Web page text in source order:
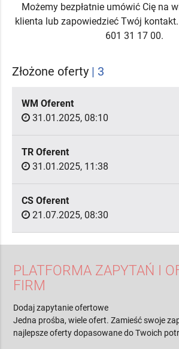
Możemy bezpłatnie umówić Cię na
klienta lub zapowiedzieć Twój
601 31 17 00.
Złożone oferty | 3
WM Oferent
31.01.2025, 08:10
TR Oferent
31.01.2025, 11:38
CS Oferent
21.07.2025, 08:30
PLATFORMA ZAPYTAŃ I
FIRM
Dodaj zapytanie ofertowe
Jedna prośba, wiele ofert. Zamieść swoje
najlepsze oferty dopasowane do Twoich